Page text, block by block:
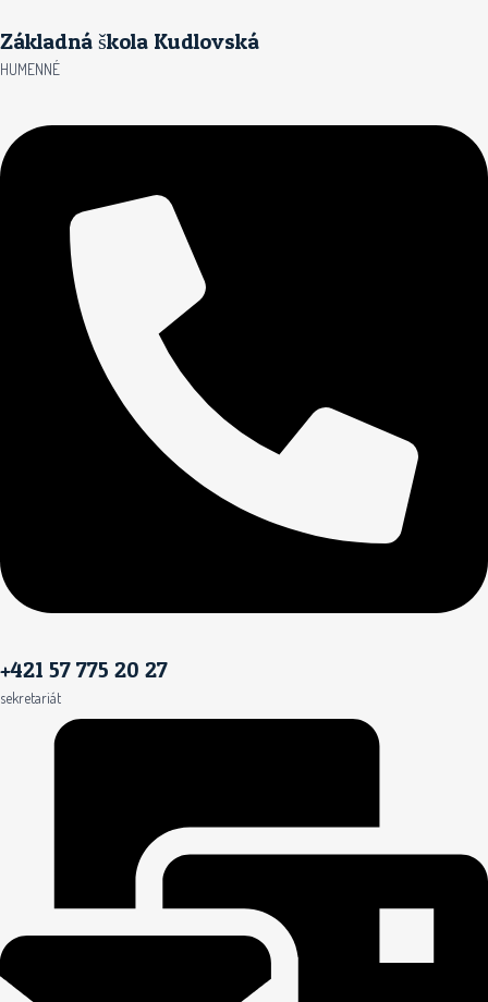
na
obsah
Základná škola Kudlovská
HUMENNÉ
+421 57 775 20 27
sekretariát